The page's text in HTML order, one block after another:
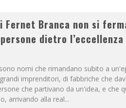
Fernet Branca non si
dietro
nomi che rimandano subito a
imprenditori, di fabbriche che
che partivano da un'idea, e che
arrivando alla real...